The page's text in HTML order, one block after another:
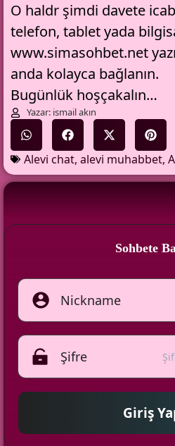
O haldr şimdi davete
telefon, tablet yada
www.simasohbet.net
anda kolayca bağlanın.
Bugünlük hoşçakalın…
Yazar: ismail akın
Alevi chat, alevi muhabbet,
Sohbete
Giriş